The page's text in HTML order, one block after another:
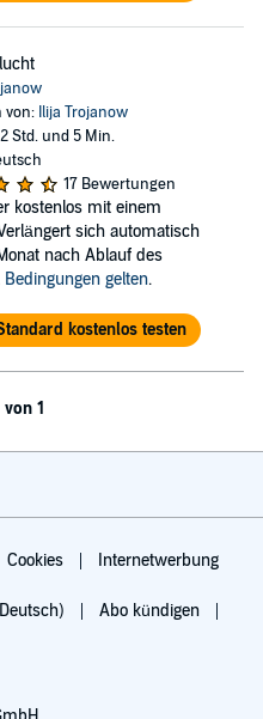
von: Ilija Trojanow
Std. und 5 Min.
17 Bewertungen
kostenlos mit einem
sich automatisch
nach Ablauf des
Bedingungen gelten.
kostenlos testen
1
Cookies Internetwerbung
Abo kündigen